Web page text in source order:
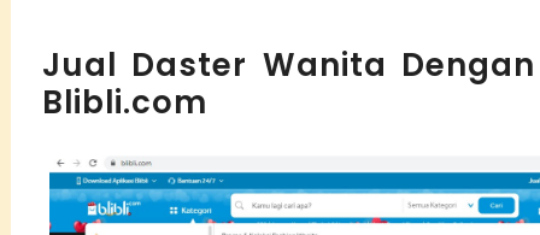
Jual Daster Wanita
Blibli.com